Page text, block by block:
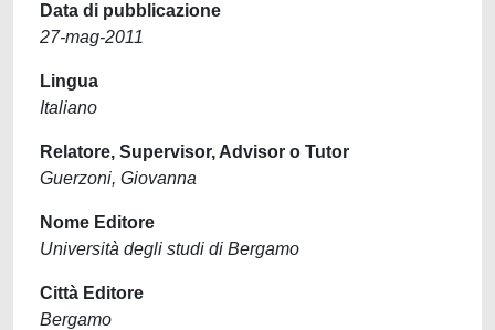
Data di pubblicazione
27-mag-2011
Lingua
Italiano
Relatore, Supervisor, Advisor o Tutor
Guerzoni, Giovanna
Nome Editore
Università degli studi di Bergamo
Città Editore
Bergamo